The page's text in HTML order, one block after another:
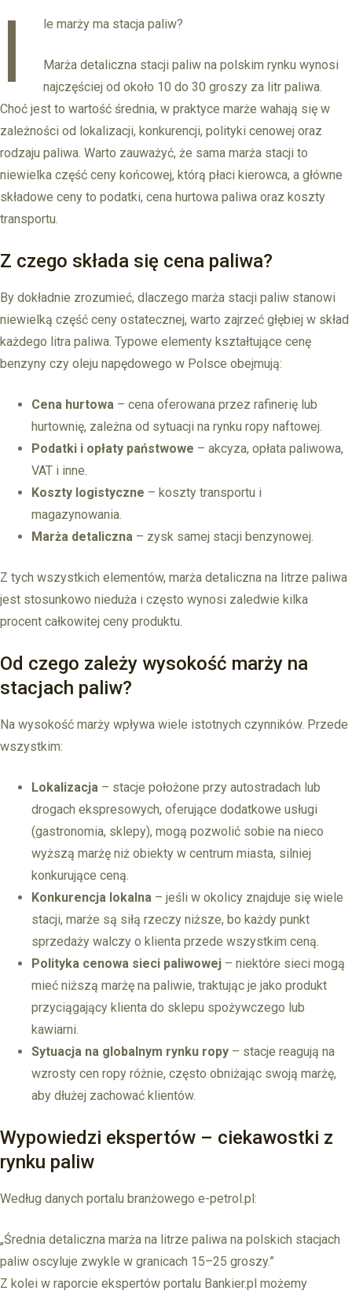
I le marży ma stacja paliw?
Marża detaliczna stacji paliw na polskim rynku wynosi
najczęściej od około 10 do 30 groszy za litr paliwa.
Choć jest to wartość średnia, w praktyce marże wahają się w
zależności od lokalizacji, konkurencji, polityki cenowej oraz
rodzaju paliwa. Warto zauważyć, że sama marża stacji to
niewielka część ceny końcowej, którą płaci kierowca, a główne
składowe ceny to podatki, cena hurtowa paliwa oraz koszty
transportu.
Z czego składa się cena paliwa?
By dokładnie zrozumieć, dlaczego marża stacji paliw stanowi
niewielką część ceny ostatecznej, warto zajrzeć głębiej w skład
każdego litra paliwa. Typowe elementy kształtujące cenę
benzyny czy oleju napędowego w Polsce obejmują:
Cena hurtowa – cena oferowana przez rafinerię lub
hurtownię, zależna od sytuacji na rynku ropy naftowej.
Podatki i opłaty państwowe – akcyza, opłata paliwowa,
VAT i inne.
Koszty logistyczne – koszty transportu i
magazynowania.
Marża detaliczna – zysk samej stacji benzynowej.
Z tych wszystkich elementów, marża detaliczna na litrze paliwa
jest stosunkowo nieduża i często wynosi zaledwie kilka
procent całkowitej ceny produktu.
Od czego zależy wysokość marży na
stacjach paliw?
Na wysokość marży wpływa wiele istotnych czynników. Przede
wszystkim:
Lokalizacja – stacje położone przy autostradach lub
drogach ekspresowych, oferujące dodatkowe usługi
(gastronomia, sklepy), mogą pozwolić sobie na nieco
wyższą marżę niż obiekty w centrum miasta, silniej
konkurujące ceną.
Konkurencja lokalna – jeśli w okolicy znajduje się wiele
stacji, marże są siłą rzeczy niższe, bo każdy punkt
sprzedaży walczy o klienta przede wszystkim ceną.
Polityka cenowa sieci paliwowej – niektóre sieci mogą
mieć niższą marżę na paliwie, traktując je jako produkt
przyciągający klienta do sklepu spożywczego lub
kawiarni.
Sytuacja na globalnym rynku ropy – stacje reagują na
wzrosty cen ropy różnie, często obniżając swoją marżę,
aby dłużej zachować klientów.
Wypowiedzi ekspertów – ciekawostki z
rynku paliw
Według danych portalu branżowego e-petrol.pl:
„Średnia detaliczna marża na litrze paliwa na polskich stacjach
paliw oscyluje zwykle w granicach 15–25 groszy.”
Z kolei w raporcie ekspertów portalu Bankier.pl możemy